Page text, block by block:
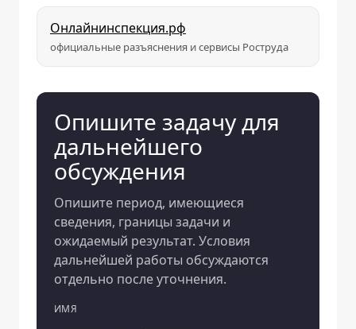
Онлайнинспекция.рф
официальные разъяснения и сервисы Роструда
Опишите задачу для
дальнейшего
обсуждения
Опишите период, имеющиеся
сведения, границы задачи и
ожидаемый результат. Условия
дальнейшей работы обсуждаются
отдельно после уточнения.
ИМЯ
Компания